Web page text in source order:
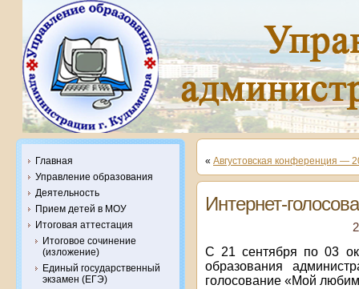
Главная
Управление образования
Деятельность
Прием детей в МОУ
Итоговая аттестация
Итоговое сочинение
(изложение)
Единый государственный
экзамен (ЕГЭ)
« Августовская конференция —
Интернет-
С 21 сентября по 03
образования
голосование «Мой